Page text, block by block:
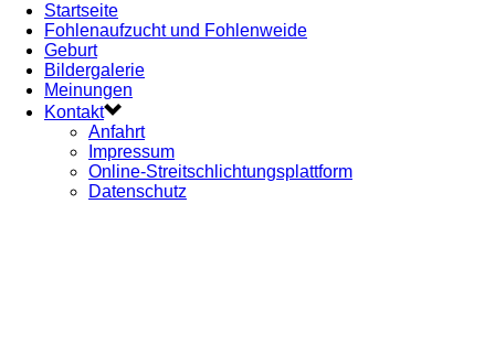
Startseite
Fohlenaufzucht und Fohlenweide
Geburt
Bildergalerie
Meinungen
Kontakt
Anfahrt
Impressum
Online-Streitschlichtungsplattform
Datenschutz